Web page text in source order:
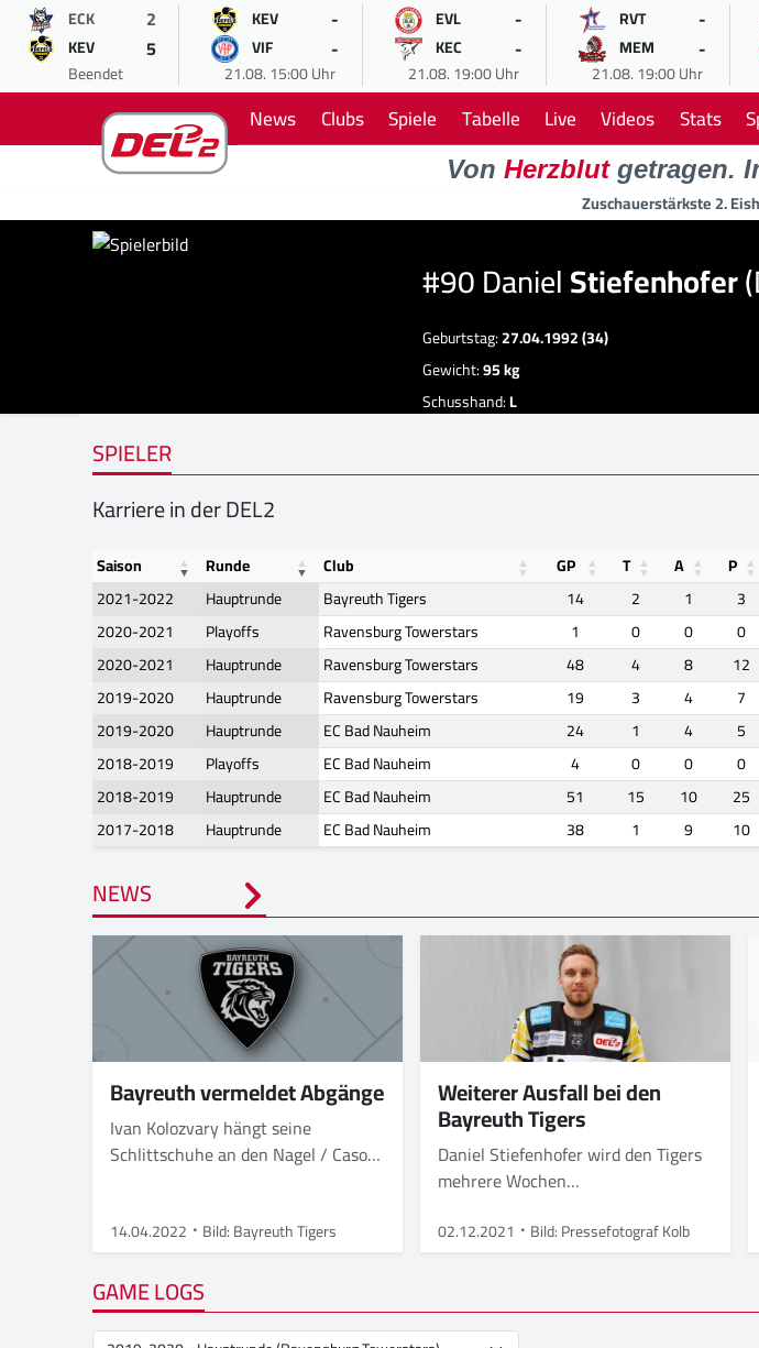
ECK 2
KEV 5
Beendet
KEV -
VIF -
21.08. 15:00 Uhr
EVL -
KEC -
21.08. 19:00 Uhr
RVT -
MEM -
21.08. 19:00 Uhr
News Clubs Spiele Tabelle Live Videos Stats
Von Herzblutgetragen.
Zuschauerstärkste 2.
#90 DanielStiefenhofer
Geburtstag:27.04.1992 (34)
Gewicht:95 kg
Schusshand:L
SPIELER
Karriere in der DEL2
Saison Runde Club GP T A P
2021-2022
Hauptrunde Bayreuth Tigers 14 2 1 3
2020-2021
Playoffs Ravensburg Towerstars 1 0 0 0
2020-2021
Hauptrunde Ravensburg Towerstars 48 4 8 12
2019-2020
Hauptrunde Ravensburg Towerstars 19 3 4 7
2019-2020
Hauptrunde EC Bad Nauheim 24 1 4 5
2018-2019
Playoffs EC Bad Nauheim 4 0 0 0
2018-2019
Hauptrunde EC Bad Nauheim 51 15 10 25
2017-2018
Hauptrunde EC Bad Nauheim 38 1 9 10
NEWS
Bayreuth vermeldet Abgänge
Ivan Kolozvary hängt seine
Schlittschuhe an den Nagel / Cason
Daniel Stiefenhofer verlassen die
Tigers
14.04.2022 Bild: Bayreuth Tigers
Weiterer Ausfall bei den
Bayreuth Tigers
Daniel Stiefenhofer wird den Tigers
mehrere Wochen
02.12.2021 Bild: Pressefotograf Kolb
GAME LOGS